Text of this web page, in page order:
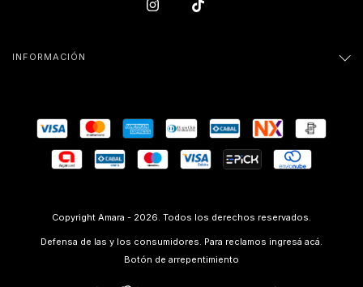
INFORMACIÓN
Copyright Amara - 2026. Todos los derechos reservados.
Defensa de las y los consumidores. Para reclamos ingresá acá.
Botón de arrepentimiento